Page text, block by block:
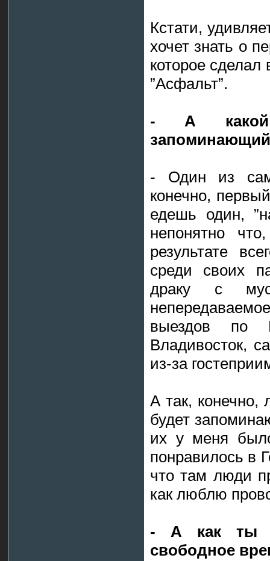
Кстати,
хочет знать о
которое сделал
”Асфальт”.
- А
- Один из
конечно,
едешь один,
непонятно
результате
среди своих
драку с
выездов по
Владивосток,
из-за
А так,
будет
их у меня
понравилось в
что там люди
как люблю
- А как ты
свободное